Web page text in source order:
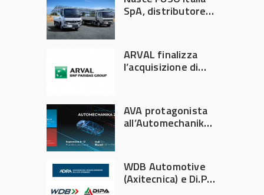
SpA, distributore
ARVAL finalizza
l’acquisizione di
AVA protagonista
all’Automechanika
WDB Automotive
(Axitecnica) e Di.Pa.